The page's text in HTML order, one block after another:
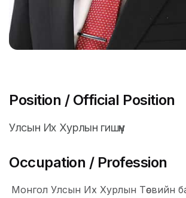
Position / Official Position
Улсын Их Хурлын гишүүн
Occupation / Profession
Монгол Улсын Их Хурлын Төсвийн